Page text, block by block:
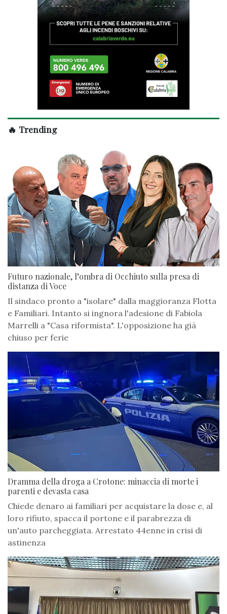
🔥 Trending
Futuro nazionale, l’ombra di Occhiuto sulla presa di
distanza di Voce
Il sindaco pronto a "isolare" dalla maggioranza Flotta
e Familiari. Intanto si ingnora l'adesione di Fabiola
Marrelli a "Casa riformista". L'opposizione ha già
chiuso per ferie
Dramma della droga a Crotone: minaccia di morte i
parenti e devasta casa
Chiede denaro ai familiari per acquistare la dose e, al
loro rifiuto, spacca il portone e il parabrezza di
un'auto parcheggiata. Arrestato 44enne in crisi di
astinenza